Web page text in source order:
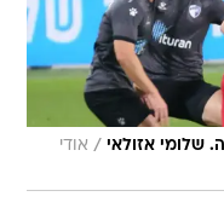
שלומי אזולאי / אודי